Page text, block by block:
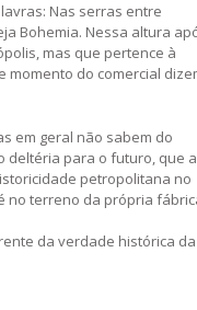
Nas serras entre
Bohemia. Nessa altura
mas que pertence à
momento do comercial
em geral não sabem do
deltéria para o futuro, que a
petropolitana no
no terreno da própria
da verdade histórica da